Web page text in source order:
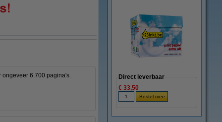
ongeveer 6.700 pagina's.
Direct leverbaar
€ 33,50